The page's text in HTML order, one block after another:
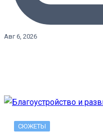
Авг 6, 2026
СЮЖЕТЫ